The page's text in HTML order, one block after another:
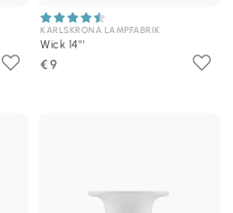
KARLSKRONA LAMPFABRIK
Wick 14'''
€ 9